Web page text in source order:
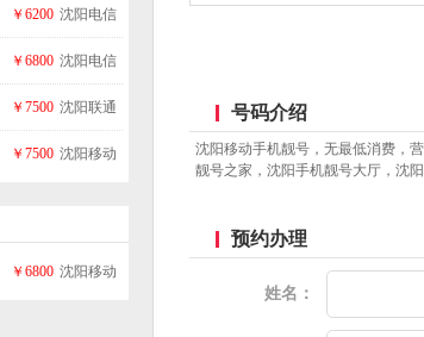
沈阳电信
￥6200
沈阳电信
￥6800
沈阳联通
￥7500
沈阳移动
￥7500
沈阳移动
￥6800
号码介绍
沈阳移动手机靓号，无最低消费，
靓号之家，沈阳手机靓号大厅，沈
预约办理
姓名：